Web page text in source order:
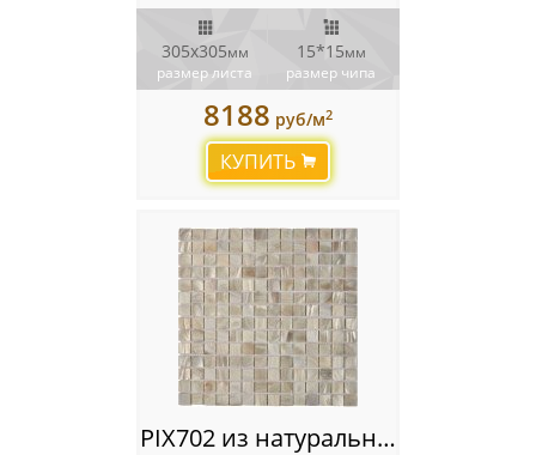
305x305мм
размер листа
15*15мм
размер чипа
8188 руб/м2
КУПИТЬ
PIX702 из натурального перламутра, чип 20x20 мм, сетка 305х305x2 мм